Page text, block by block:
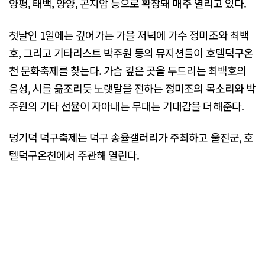
양평, 태백, 양양, 곤지암 등으로 확장돼 매주 열리고 있다.
첫날인 1일에는 깊어가는 가을 저녁에 가수 정미조와 최백
호, 그리고 기타리스트 박주원 등의 뮤지션들이 호텔덕구온
천 문화축제를 찾는다. 가슴 깊은 곳을 두드리는 최백호의
음성, 시를 읊조리듯 노랫말을 전하는 정미조의 목소리와 박
주원의 기타 선율이 자아내는 무대는 기대감을 더해준다.
덩기덕 덕구축제는 덕구 송율갤러리가 주최하고 울진군, 호
텔덕구온천에서 주관해 열린다.